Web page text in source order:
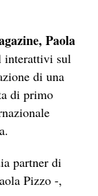
Paola
interattivi sul
di una
di primo
partner di
Pizzo -,